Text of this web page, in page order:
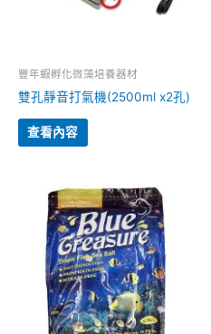
豐年蝦孵化微藻培養器材
雙孔靜音打氣機(2500ml x2孔)
查看內容